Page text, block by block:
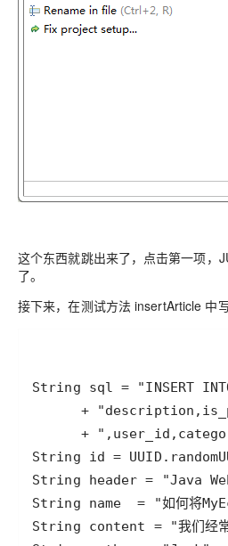
这个东西就跳出来了，点击第一项，
了。
接下来，在测试方法 insertArticle 中